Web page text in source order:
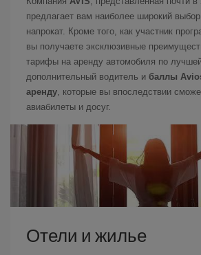
предлагает вам наиболее широкий
напрокат. Кроме того, как участник
вы получаете эксклюзивные
тарифы на аренду автомобиля по
дополнительный водитель и баллы
аренду, которые вы впоследствии
авиабилеты и досуг.
Отели и жилье